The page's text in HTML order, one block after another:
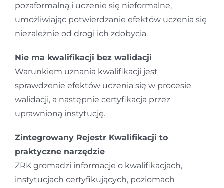
pozaformalną i uczenie się nieformalne,
umożliwiając potwierdzanie efektów uczenia się
niezależnie od drogi ich zdobycia.
Nie ma kwalifikacji bez walidacji
Warunkiem uznania kwalifikacji jest
sprawdzenie efektów uczenia się w procesie
walidacji, a następnie certyfikacja przez
uprawnioną instytucję.
Zintegrowany Rejestr Kwalifikacji to
praktyczne narzędzie
ZRK gromadzi informacje o kwalifikacjach,
instytucjach certyfikujących, poziomach